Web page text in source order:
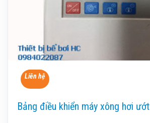
Liên hệ
Bảng điều khiển máy xông hơi ướt